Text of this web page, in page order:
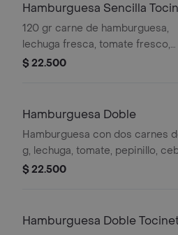
Hamburguesa Sencilla
120 gr carne de hamburguesa,
lechuga fresca, tomate fresco,
pepinillo, cebolla caramelizada,
$ 22.500
Hamburguesa Doble
Hamburguesa con dos carnes
g, lechuga, tomate, pepinillo,
caramelizada, tocineta triturada y
$ 22.500
Hamburguesa Doble